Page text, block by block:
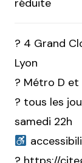
réduite
? 4 Grand
Lyon
? Métro D et
? tous les
samedi 22h